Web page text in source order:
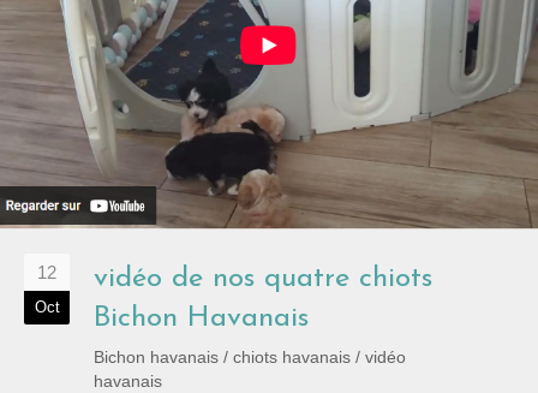
12
Oct
vidéo de nos quatre chiots
Bichon Havanais
Bichon havanais / chiots havanais / vidéo
havanais